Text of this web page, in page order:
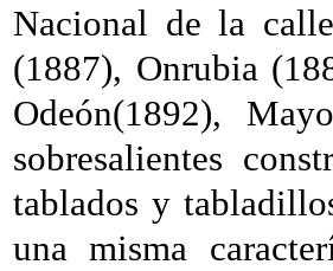
Nacional de la
(1887), Onrubia
Odeón(1892),
sobresalientes
tablados y
una misma